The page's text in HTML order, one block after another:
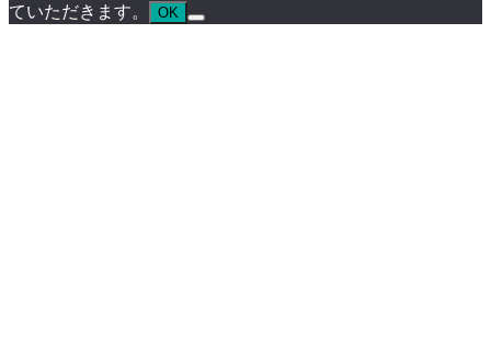
ていただきます。
OK